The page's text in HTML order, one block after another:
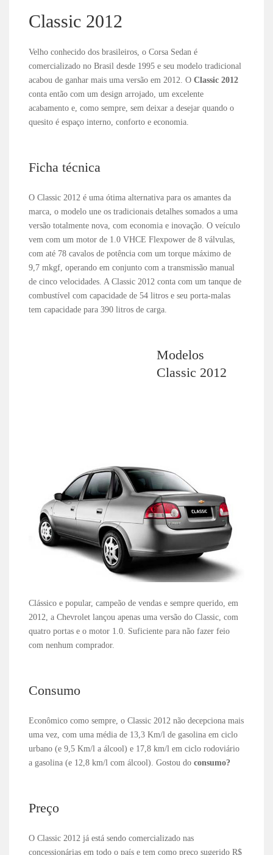
Classic 2012
Velho conhecido dos brasileiros, o Corsa Sedan é
comercializado no Brasil desde 1995 e seu modelo tradicional
acabou de ganhar mais uma versão em 2012. OClassic 2012
conta então com um design arrojado, um excelente
acabamento e, como sempre, sem deixar a desejar quando o
quesito é espaço interno, conforto e economia.
Ficha técnica
O Classic 2012 é uma ótima alternativa para os amantes da
marca, o modelo une os tradicionais detalhes somados a uma
versão totalmente nova, com economia e inovação. O veículo
vem com um motor de 1.0 VHCE Flexpower de 8 válvulas,
com até 78 cavalos de potência com um torque máximo de
9,7 mkgf, operando em conjunto com a transmissão manual
de cinco velocidades. A Classic 2012 conta com um tanque de
combustível com capacidade de 54 litros e seu porta-malas
tem capacidade para 390 litros de carga.
Modelos
Classic 2012
Clássico e popular, campeão de vendas e sempre querido, em
2012, a Chevrolet lançou apenas uma versão do Classic, com
quatro portas e o motor 1.0. Suficiente para não fazer feio
com nenhum comprador.
Consumo
Econômico como sempre, o Classic 2012 não decepciona mais
uma vez, com uma média de 13,3 Km/l de gasolina em ciclo
urbano (e 9,5 Km/l a álcool) e 17,8 km/l em ciclo rodoviário
a gasolina (e 12,8 km/l com álcool). Gostou doconsumo?
Preço
O Classic 2012 já está sendo comercializado nas
concessionárias em todo o país e tem como preço sugerido R$